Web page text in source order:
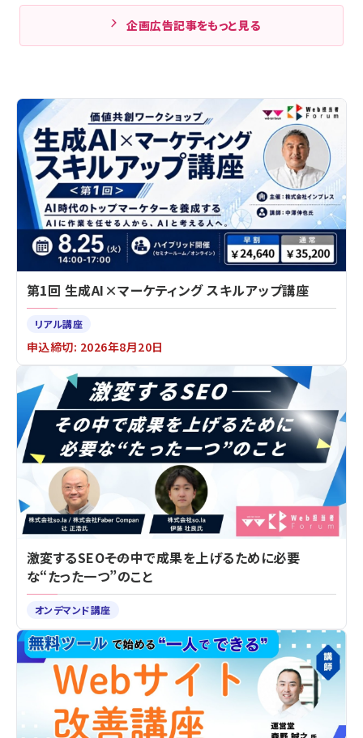
企画広告記事をもっと見る
第1回 生成AI×マーケティング スキルアップ講座
リアル講座
申込締切: 2026年8月20日
激変するSEO――その中で成果を上げるために必要
な“たった一つ”のこと
オンデマンド講座